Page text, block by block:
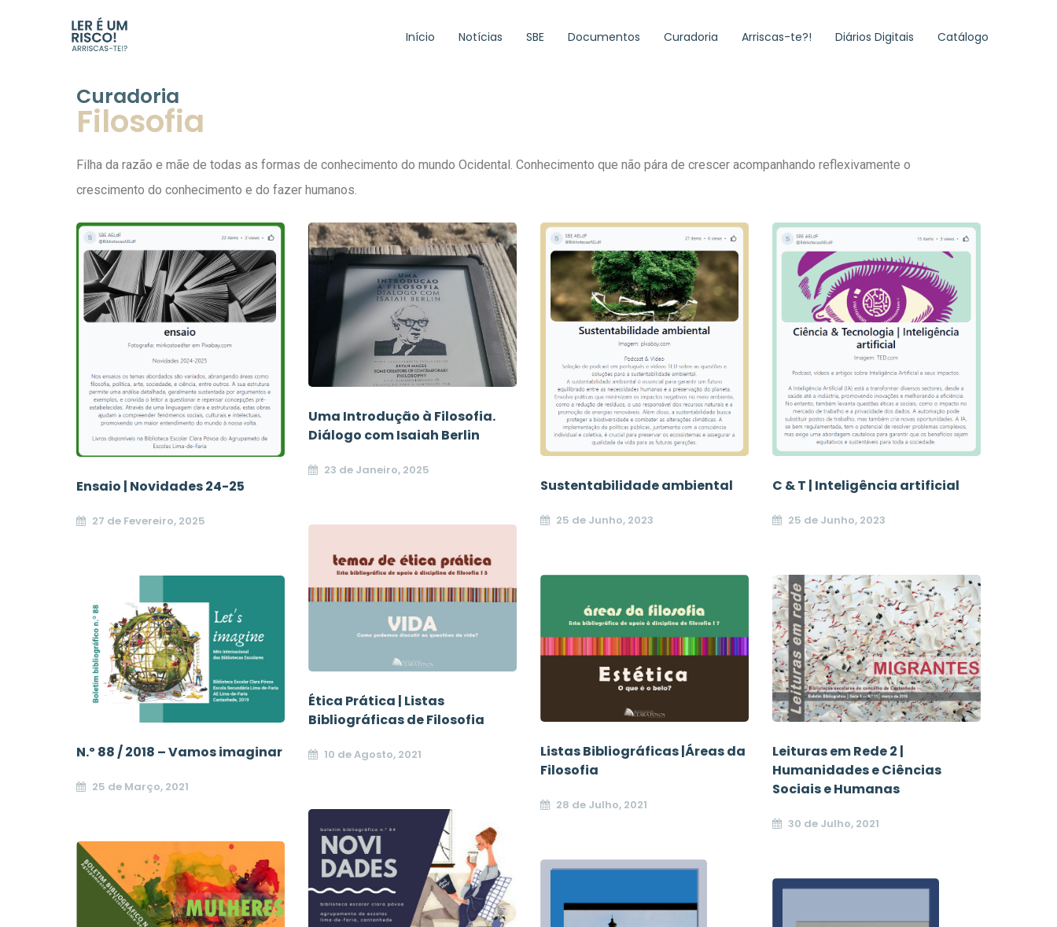
Início Notícias SBE Documentos Curadoria Arriscas-te?! Diários Digitais Catálogo
Curadoria
Filosofia
Filha da razão e mãe de todas as formas de conhecimento do mundo Ocidental. Conhecimento que não pára de crescer acompanhando reflexivamente o
crescimento do conhecimento e do fazer humanos.
Ensaio | Novidades 24-25
27 de Fevereiro, 2025
Uma Introdução à Filosofia.
Diálogo com Isaiah Berlin
23 de Janeiro, 2025
Sustentabilidade ambiental
25 de Junho, 2023
C & T | Inteligência artificial
25 de Junho, 2023
Ética Prática | Listas
Bibliográficas de Filosofia
10 de Agosto, 2021
Leituras em Rede 2 |
Humanidades e Ciências
Sociais e Humanas
30 de Julho, 2021
Listas Bibliográficas |Áreas da
Filosofia
28 de Julho, 2021
N.º 88 / 2018 – Vamos imaginar
25 de Março, 2021